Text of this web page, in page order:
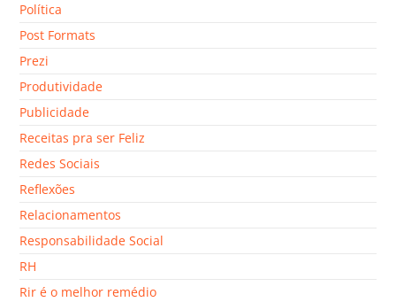
Política
Post Formats
Prezi
Produtividade
Publicidade
Receitas pra ser Feliz
Redes Sociais
Reflexões
Relacionamentos
Responsabilidade Social
RH
Rir é o melhor remédio